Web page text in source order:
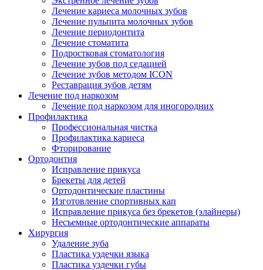
Лечение кариеса молочных зубов
Лечение пульпита молочных зубов
Лечение периодонтита
Лечение стоматита
Подростковая стоматология
Лечение зубов под седацией
Лечение зубов методом ICON
Реставрация зубов детям
Лечение под наркозом
Лечение под наркозом для иногородних
Профилактика
Профессиональная чистка
Профилактика кариеса
Фторирование
Ортодонтия
Исправление прикуса
Брекеты для детей
Ортодонтические пластины
Изготовление спортивных кап
Исправление прикуса без брекетов (элайнеры)
Несъемные ортодонтические аппараты
Хирургия
Удаление зуба
Пластика уздечки языка
Пластика уздечки губы